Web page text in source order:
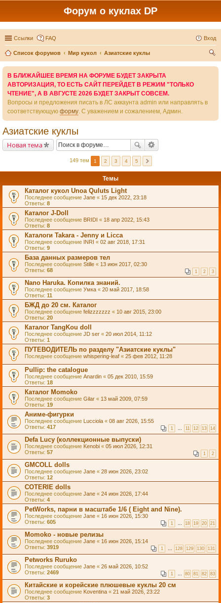
Форум о куклах DP
Ссылки FAQ Вход
Список форумов Мир кукол
Азиатские куклы
В БЛИЖАЙШЕЕ ВРЕМЯ НА ФОРУМЕ БУДЕТ ЗАКРЫТА
АВТОРИЗАЦИЯ, ТО ЕСТЬ САЙТ ПЕРЕЙДЕТ В РЕЖИМ "ТОЛЬКО
ЧТЕНИЕ", А В АВГУСТЕ 2026 БУДЕТ ЗАКРЫТ СОВСЕМ.
Вопросы и предложения писать в ЛС аккаунта admin или направлять в
соответствующую форму. С уважением и сожалением, Админ.
Азиатские куклы
Новая тема
149 тем 1 2 3 4 5
Темы
Каталог кукол Unoa Quluts Light
Последнее сообщение Jane « 15 дек 2022, 23:18
Ответы: 8
Каталог J-Doll
Последнее сообщение BRIDI « 18 апр 2022, 15:43
Ответы: 8
Каталоги Takara - Jenny и Licca
Последнее сообщение INRI « 02 авг 2018, 17:31
Ответы: 9
База данных размеров тел
Последнее сообщение Stille « 13 июн 2017, 02:30
Ответы: 68 1 2 3
Nano Haruka. Копилка знаний.
Последнее сообщение Умка « 20 май 2017, 18:58
Ответы: 11
БЖД до 20 см. Каталог
Последнее сообщение felizzzzzzz « 10 авг 2015, 23:00
Ответы: 20
Каталог TangKou doll
Последнее сообщение JD ser « 20 июл 2014, 11:12
Ответы: 1
ПУТЕВОДИТЕЛЬ по разделу "Азиатские куклы"
Последнее сообщение whispering-leaf « 25 фев 2012, 11:28
Pullip: the catalogue
Последнее сообщение Anardin « 05 дек 2010, 15:59
Ответы: 18
Каталог Momoko
Последнее сообщение Gilar « 13 май 2009, 07:59
Ответы: 19
Аниме-фигурки
Последнее сообщение Lucciola « 08 авг 2026, 15:55
Ответы: 417 1 … 11 12 13 14
Defa Lucy (коллекционные выпуски)
Последнее сообщение Kenobi « 05 июл 2026, 12:31
Ответы: 57 1 2
GMCOLL dolls
Последнее сообщение Jane « 28 июн 2026, 23:02
Ответы: 12
COTERIE dolls
Последнее сообщение Jane « 24 июн 2026, 17:44
Ответы: 4
PetWorks, парни в масштабе 1/6 ( Eight and Nine).
Последнее сообщение Jane « 16 июн 2026, 15:30
Ответы: 605 1 … 18 19 20 21
Momoko - новые релизы
Последнее сообщение Jane « 16 июн 2026, 15:14
Ответы: 3919 1 … 128 129 130 131
Petworks Ruruko
Последнее сообщение Jane « 26 май 2026, 10:52
Ответы: 2469 1 … 80 81 82 83
Китайские и корейские плюшевые куклы 20 см
Последнее сообщение Koventina « 21 май 2026, 23:22
Ответы: 3